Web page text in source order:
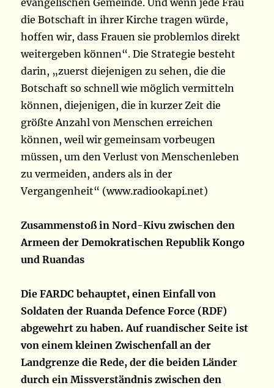
evangelischen Gemeinde. Und wenn jede Frau
die Botschaft in ihrer Kirche tragen würde,
hoffen wir, dass Frauen sie problemlos direkt
weitergeben können“. Die Strategie besteht
darin, „zuerst diejenigen zu sehen, die die
Botschaft so schnell wie möglich vermitteln
können, diejenigen, die in kurzer Zeit die
größte Anzahl von Menschen erreichen
können, weil wir gemeinsam vorbeugen
müssen, um den Verlust von Menschenleben
zu vermeiden, anders als in der
Vergangenheit“ (www.radiookapi.net)
Zusammenstoß in Nord-Kivu zwischen den
Armeen der Demokratischen Republik Kongo
und Ruandas
Die FARDC behauptet, einen Einfall von
Soldaten der Ruanda Defence Force (RDF)
abgewehrt zu haben. Auf ruandischer Seite ist
von einem kleinen Zwischenfall an der
Landgrenze die Rede, der die beiden Länder
durch ein Missverständnis zwischen den